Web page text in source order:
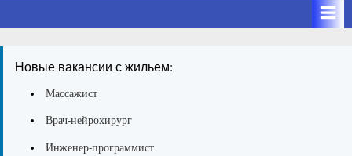
Новые вакансии с жильем:
Массажист
Врач-нейрохирург
Инженер-программист